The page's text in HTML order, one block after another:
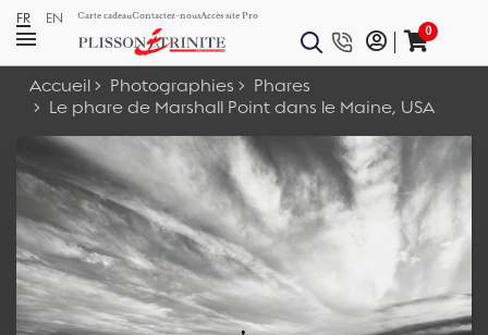
FR EN Carte cadeauContactez-nousAccès site Pro
0
Accueil Photographies
Phares
Le phare de Marshall Point dans le Maine, USA